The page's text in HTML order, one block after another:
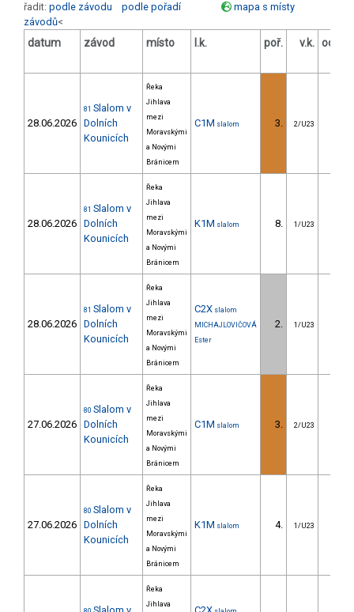
řadit: podle závodu podle pořadí
mapa s místy
závodů<
datum závod místo l.k. poř. v.k.
28.06.2026
81 Slalom v
Dolních
Kounicích
Řeka
Jihlava
mezi
Moravskými
a Novými
Bránicem
C1M slalom 3. 2/U23
28.06.2026
81 Slalom v
Dolních
Kounicích
Řeka
Jihlava
mezi
Moravskými
a Novými
Bránicem
K1M slalom 8. 1/U23
28.06.2026
81 Slalom v
Dolních
Kounicích
Řeka
Jihlava
mezi
Moravskými
a Novými
Bránicem
C2X slalom
MICHAJLOVIČOVÁ
Ester
2. 1/U23
27.06.2026
80 Slalom v
Dolních
Kounicích
Řeka
Jihlava
mezi
Moravskými
a Novými
Bránicem
C1M slalom 3. 2/U23
27.06.2026
80 Slalom v
Dolních
Kounicích
Řeka
Jihlava
mezi
Moravskými
a Novými
Bránicem
K1M slalom 4. 1/U23
Řeka
Jihlava